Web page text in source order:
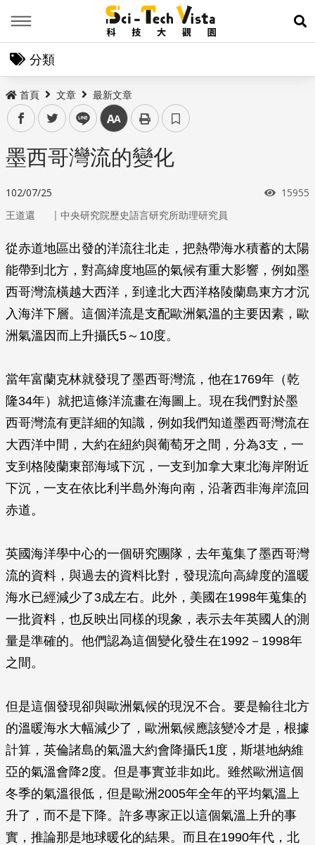
展
分類
首頁 文章 最新文章
facebooktwitter line 中
墨西哥灣流的變化
102/07/25 瀏覽次
15955
王道還 ｜ 中央研究院歷史語言研究所助理研究員
從赤道地區出發的洋流往北走，把熱帶海水積蓄的太陽
能帶到北方，對高緯度地區的氣候有重大影響，例如墨
西哥灣流橫越大西洋，到達北大西洋格陵蘭島東方才沉
入海洋下層。這個洋流是支配歐洲氣溫的主要因素，歐
洲氣溫因而上升攝氏5～10度。
當年富蘭克林就發現了墨西哥灣流，他在1769年（乾
隆34年）就把這條洋流畫在海圖上。現在我們對於墨
西哥灣流有更詳細的知識，例如我們知道墨西哥灣流在
大西洋中間，大約在紐約與葡萄牙之間，分為3支，一
支到格陵蘭東部海域下沉，一支到加拿大東北海岸附近
下沉，一支在依比利半島外海向南，沿著西非海岸流回
赤道。
英國海洋學中心的一個研究團隊，去年蒐集了墨西哥灣
流的資料，與過去的資料比對，發現流向高緯度的溫暖
海水已經減少了3成左右。此外，美國在1998年蒐集的
一批資料，也反映出同樣的現象，表示去年英國人的測
量是準確的。他們認為這個變化發生在1992－1998年
之間。
但是這個發現卻與歐洲氣候的現況不合。要是輸往北方
的溫暖海水大幅減少了，歐洲氣候應該變冷才是，根據
計算，英倫諸島的氣溫大約會降攝氏1度，斯堪地納維
亞的氣溫會降2度。但是事實並非如此。雖然歐洲這個
冬季的氣溫很低，但是歐洲2005年全年的平均氣溫上
升了，而不是下降。許多專家正以這個氣溫上升的事
實，推論那是地球暖化的結果。而且在1990年代，北